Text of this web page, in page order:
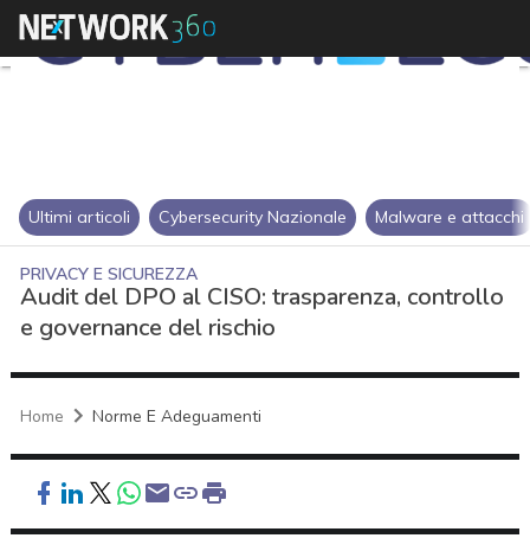
Ultimi articoli Cybersecurity Nazionale Malware e attacchi
PRIVACY E SICUREZZA
Audit del DPO al CISO: trasparenza, controllo
e governance del rischio
Home Norme E Adeguamenti